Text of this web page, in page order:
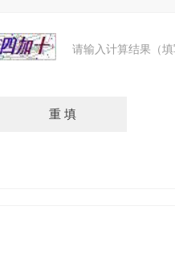
请输入计算结果（